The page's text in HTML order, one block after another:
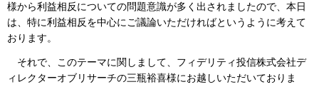
様から利益相反についての問題意識が多く出されましたので、本日
は、特に利益相反を中心にご議論いただければというように考えて
おります。
それで、このテーマに関しまして、フィデリティ投信株式会社デ
ィレクターオブリサーチの三瓶裕喜様にお越しいただいておりま